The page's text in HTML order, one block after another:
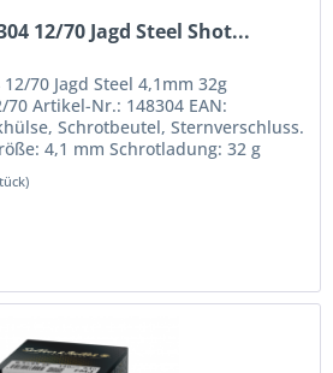
12/70 Jagd Steel Shot...
70 Jagd Steel 4,1mm 32g
Artikel-Nr.: 148304 EAN:
Schrotbeutel, Sternverschluss.
4,1 mm Schrotladung: 32 g